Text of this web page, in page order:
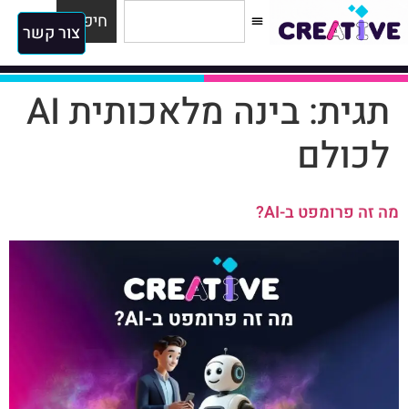
חיפושצור קשר
תגית:
בינה מלאכותית AI
לכולם
מה זה פרומפט ב-AI?
להדרכות